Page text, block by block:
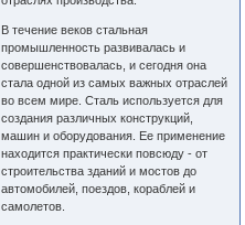
В течение веков стальная
промышленность развивалась и
совершенствовалась, и сегодня она
стала одной из самых важных отраслей
во всем мире. Сталь используется для
создания различных конструкций,
машин и оборудования. Ее применение
находится практически повсюду - от
строительства зданий и мостов до
автомобилей, поездов, кораблей и
самолетов.